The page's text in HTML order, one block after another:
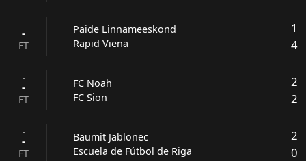
-
-
FT
Paide Linnameeskond
Rapid Viena
1
4
-
-
FT
FC Noah
FC Sion
2
2
-
-
FT
Baumit Jablonec
Escuela de Fútbol de Riga
2
0